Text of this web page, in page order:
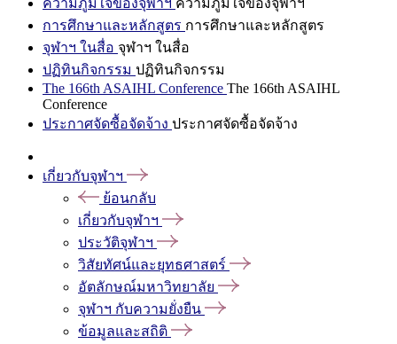
ความภูมิใจของจุฬาฯ ความภูมิใจของจุฬาฯ
การศึกษาและหลักสูตร การศึกษาและหลักสูตร
จุฬาฯ ในสื่อ จุฬาฯ ในสื่อ
ปฏิทินกิจกรรม ปฏิทินกิจกรรม
The 166th ASAIHL Conference The 166th ASAIHL
Conference
ประกาศจัดซื้อจัดจ้าง ประกาศจัดซื้อจัดจ้าง
เกี่ยวกับจุฬาฯ
ย้อนกลับ
เกี่ยวกับจุฬาฯ
ประวัติจุฬาฯ
วิสัยทัศน์และยุทธศาสตร์
อัตลักษณ์มหาวิทยาลัย
จุฬาฯ กับความยั่งยืน
ข้อมูลและสถิติ